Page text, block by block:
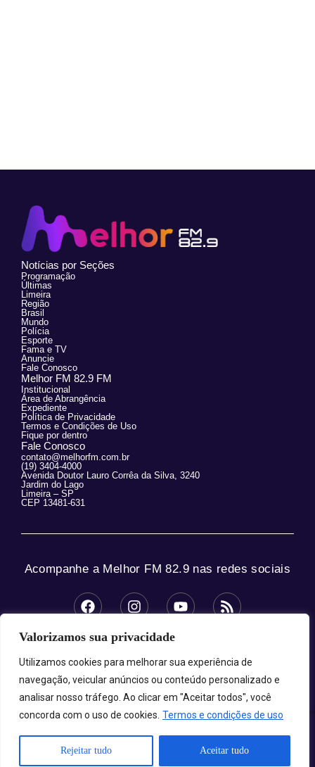
Valorizamos sua privacidade
Utilizamos cookies para melhorar sua experiência de
navegação, veicular anúncios ou conteúdo personalizado e
analisar nosso tráfego. Ao clicar em "Aceitar todos", você
concorda com o uso de cookies. Termos e condições de uso
Rejeitar tudo Aceitar tudo
Melhor FM 82.9 - A Sua Melhor Companhia!
Carregando programa...
Notícias por Seções
Programação
Últimas
Limeira
Região
Brasil
Mundo
Polícia
Esporte
Fama e TV
Anuncie
Fale Conosco
Melhor FM 82.9 FM
Institucional
Área de Abrangência
Expediente
Política de Privacidade
Termos e Condições de Uso
Fique por dentro
Fale Conosco
contato@melhorfm.com.br
(19) 3404-4000
Avenida Doutor Lauro Corrêa da Silva, 3240
Jardim do Lago
Limeira – SP
CEP 13481-631
Acompanhe a Melhor FM 82.9 nas redes sociais
© 2025 Melhor FM 82.9 – Todos os direitos
reservados.